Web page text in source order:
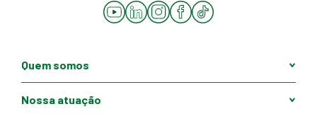
YouTube
LinkedInInstagramFacebook
Tiktok
Quem somos
Nossa atuação